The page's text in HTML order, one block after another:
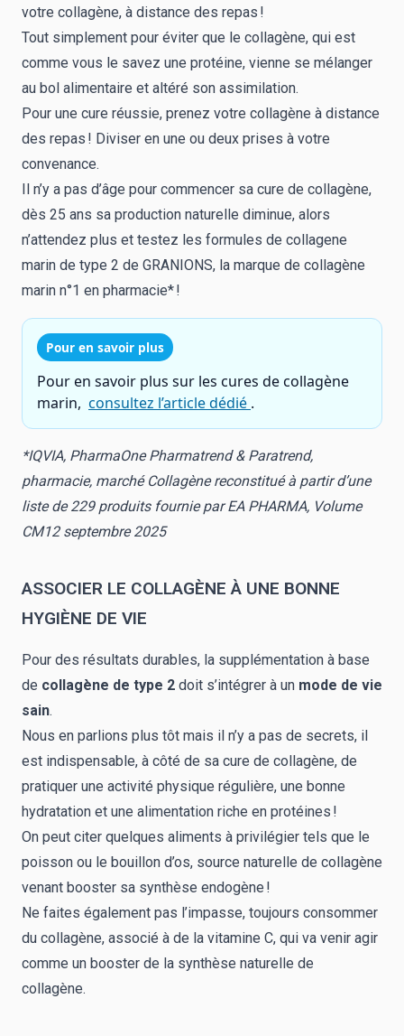
votre collagène, à distance des repas !
Tout simplement pour éviter que le collagène, qui est
comme vous le savez une protéine, vienne se mélanger
au bol alimentaire et altéré son assimilation.
Pour une cure réussie, prenez votre collagène à distance
des repas ! Diviser en une ou deux prises à votre
convenance.
Il n’y a pas d’âge pour commencer sa cure de collagène,
dès 25 ans sa production naturelle diminue, alors
n’attendez plus et testez les formules de collagene
marin de type 2 de GRANIONS, la marque de collagène
marin n°1 en pharmacie*!
Pour en savoir plus
Pour en savoir plus sur les cures de collagène
marin, consultez l’article dédié .
*IQVIA, PharmaOne Pharmatrend & Paratrend,
pharmacie, marché Collagène reconstitué à partir d’une
liste de 229 produits fournie par EA PHARMA, Volume
CM12 septembre 2025
ASSOCIER LE COLLAGÈNE À UNE BONNE
HYGIÈNE DE VIE
Pour des résultats durables, la supplémentation à base
de collagène de type 2 doit s’intégrer à un mode de vie
sain.
Nous en parlions plus tôt mais il n’y a pas de secrets, il
est indispensable, à côté de sa cure de collagène, de
pratiquer une activité physique régulière, une bonne
hydratation et une alimentation riche en protéines !
On peut citer quelques aliments à privilégier tels que le
poisson ou le bouillon d’os, source naturelle de collagène
venant booster sa synthèse endogène !
Ne faites également pas l’impasse, toujours consommer
du collagène, associé à de la vitamine C, qui va venir agir
comme un booster de la synthèse naturelle de
collagène.